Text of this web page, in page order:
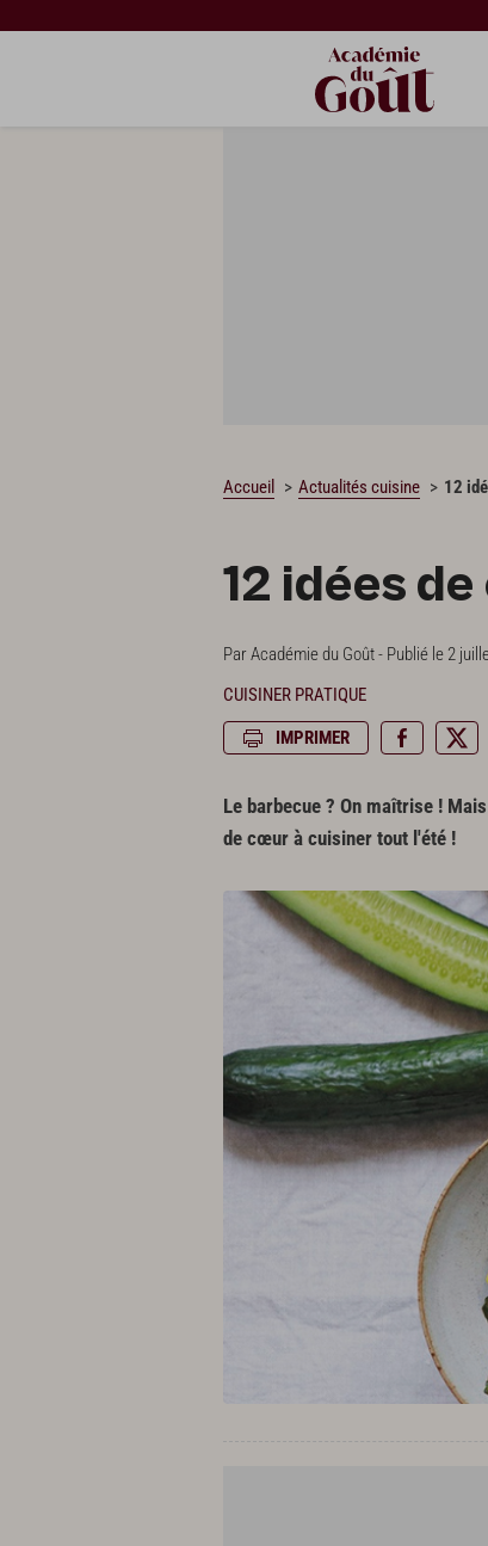
Accueil Actualités cuisine 12
12 idées
Par Académie du Goût - Publié le 2
CUISINER PRATIQUE
IMPRIMER
Le barbecue ? On maîtrise !
de cœur à cuisiner tout l'été !